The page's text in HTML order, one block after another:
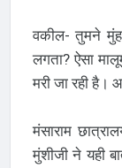
वकील- तुमने मुंह
लगता? ऐसा
मरी जा रही है।
मंसाराम
मुंशीजी ने यही